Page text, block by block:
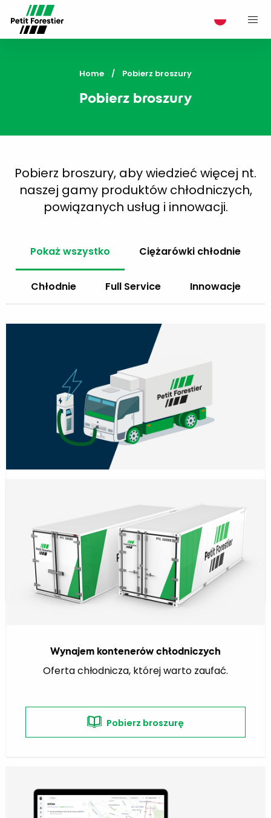
Home Current:
Pobierz broszury
Pobierz broszury
Pobierz broszury, aby wiedzieć więcej nt.
naszej gamy produktów chłodniczych,
powiązanych usług i innowacji.
Pokaż wszystko Ciężarówki chłodnie
Chłodnie Full Service Innowacje
Wszystko o elektryfikacji floty pojazdów
chłodniczych.
Pobierz broszurę
Wynajem kontenerów chłodniczych
Oferta chłodnicza, której warto zaufać.
Pobierz broszurę